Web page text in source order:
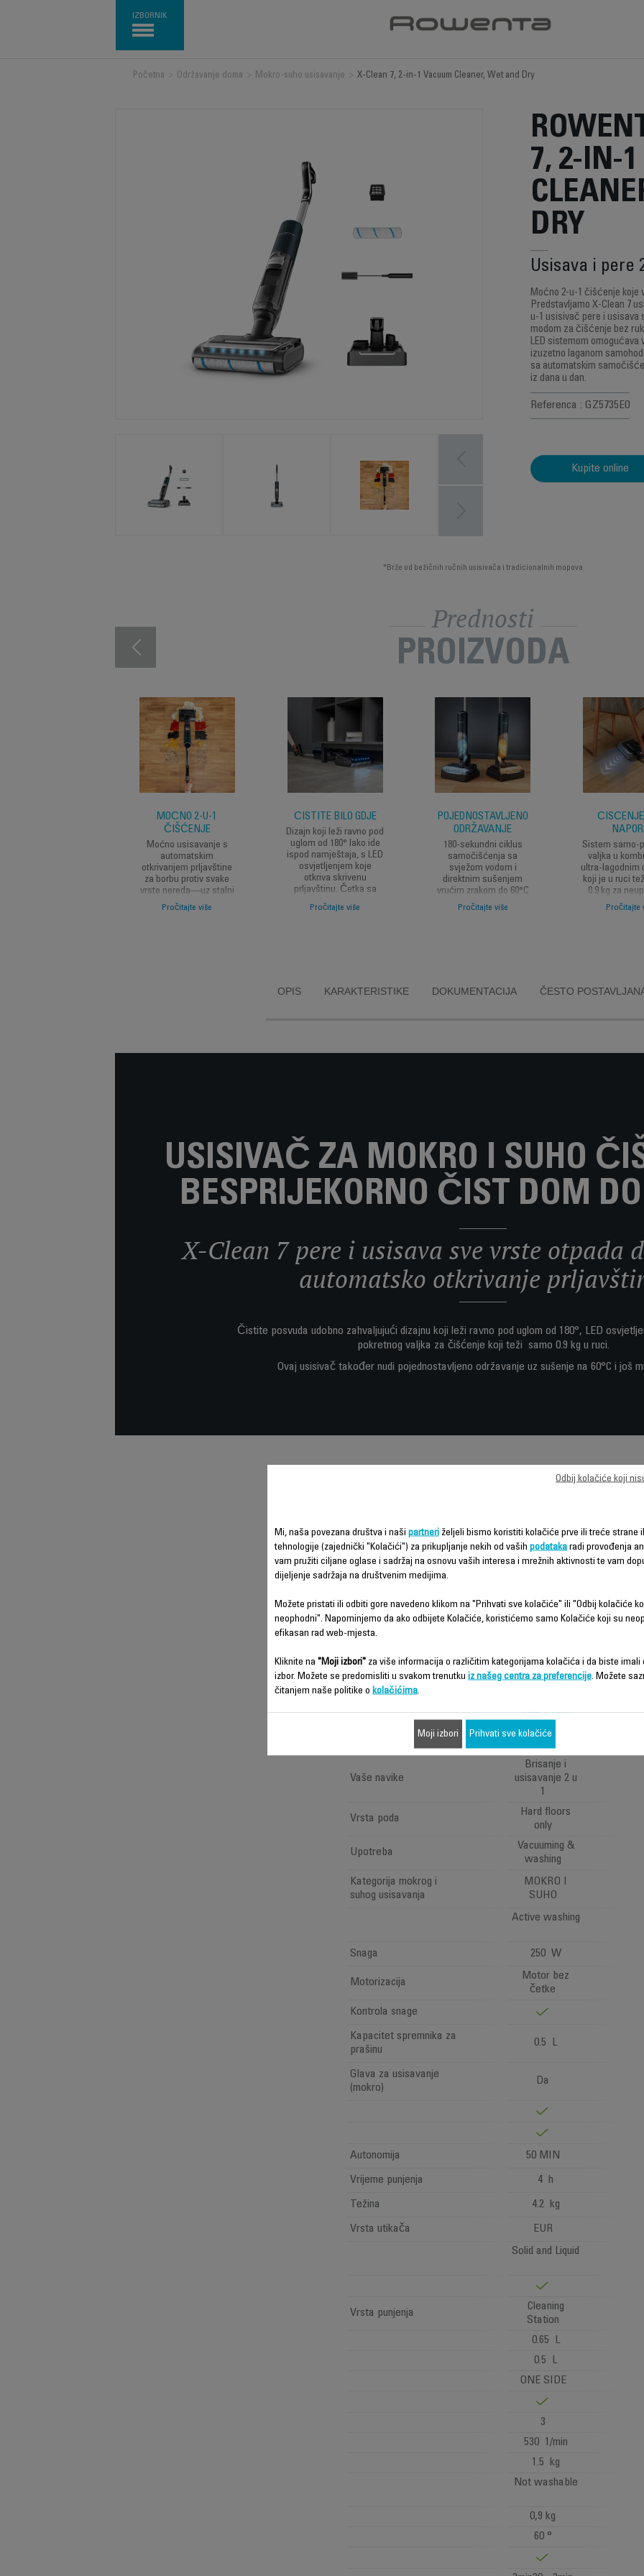
IZBORNIK
Početna Održavanje doma Mokro-suho usisavanje X-Clean 7, 2-in-1 Vacuum Cleaner, Wet and Dry
7, 2-IN-
DRY
Usisava i pere
Moćno 2-u-1 čišćenje koje
Predstavljamo X-Clean 7
u-1 usisivač pere i usisava
modom za čišćenje bez
LED sistemom omogućava
izuzetno laganom
sa automatskim
iz dana u dan.
Referenca : GZ5735E0
Kupite online
*Brže od bežičnih ručnih usisivača i tradicionalnih mopova
Prednosti
PROIZVODA
MOĆNO 2-U-1
ČIŠĆENJE
Moćno usisavanje s
automatskim
otkrivanjem prljavštine
za borbu protiv svake
vrste nereda—uz stalni
protok svježe vode za
besprijekorne rezultate.
Pročitajte više
ČISTITE BILO GDJE
Dizajn koji leži ravno pod
uglom od 180° lako ide
ispod namještaja, s LED
osvjetljenjem koje
otkriva skrivenu
prljavštinu. Četka sa
tankim rubom lako čisti
prostor uz zidove
Pročitajte više
POJEDNOSTAVLJENO
ODRŽAVANJE
180-sekundni ciklus
samočišćenja sa
svježom vodom i
direktnim sušenjem
vrućim zrakom do 60°C
jednim klikom da biste
izbjegli neprijatne mirise.
Pročitajte više
Sistem samo-
valjka u
ultra-lagodnim
koji je u ruci
0.9 kg za
udobnost
Pročitajte
OPIS KARAKTERISTIKE DOKUMENTACIJA ČESTO
USISIVAČ ZA MOKRO I SUHO
BESPRIJEKORNO ČIST DOM
X-Clean 7 pere i usisava sve vrste otpada
automatsko otkrivanje
Čistite posvuda udobno zahvaljujući dizajnu koji leži ravno pod uglom od 180°, LED
pokretnog valjka za čišćenje koji teži samo 0.9 kg u ruci.
Ovaj usisivač također nudi pojednostavljeno održavanje uz sušenje na 60°C i još
X-CLEAN 7,
2-IN-1
CLEANER,
WET AND
DRY
Vaše navike
Brisanje i
usisavanje 2 u
1
Vrsta poda
Hard floors
only
Upotreba
Vacuuming &
washing
Kategorija mokrog i
suhog usisavanja
MOKRO I
SUHO
Active washing
Snaga 250 W
Motorizacija
Motor bez
četke
Kontrola snage
Kapacitet spremnika za
prašinu
0.5 L
Glava za usisavanje
(mokro)
Da
Autonomija 50 MIN
Vrijeme punjenja 4 h
Težina 4.2 kg
Vrsta utikača
EUR
Solid and Liquid
Vrsta punjenja
Cleaning
Station
0.65 L
0.5 L
ONE SIDE
3
530 1/min
1.5 kg
Not washable
0,9 kg
60 °
Mi, naša povezana društva i naši partneri željeli bismo koristiti kolačiće prve ili treće strane
tehnologije (zajednički "Kolačići") za prikupljanje nekih od vaših podataka radi provođenja
vam pružiti ciljane oglase i sadržaj na osnovu vaših interesa i mrežnih aktivnosti te vam
dijeljenje sadržaja na društvenim medijima.
Možete pristati ili odbiti gore navedeno klikom na "Prihvati sve kolačiće" ili "Odbij kolačiće
neophodni". Napominjemo da ako odbijete Kolačiće, koristićemo samo Kolačiće koji su
efikasan rad web-mjesta.
Kliknite na "Moji izbori" za više informacija o različitim kategorijama kolačića i da biste imali
izbor. Možete se predomisliti u svakom trenutku iz našeg centra za preferencije. Možete
čitanjem naše politike o kolačićima.
Odbij kolačiće koji
Moji izbori Prihvati sve kolačiće